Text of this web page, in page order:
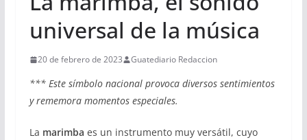
universal de la música
20 de febrero de 2023 Guatediario Redaccion
*** Este símbolo nacional provoca diversos sentimientos
y rememora momentos especiales.
La marimba es un instrumento muy versátil, cuyo